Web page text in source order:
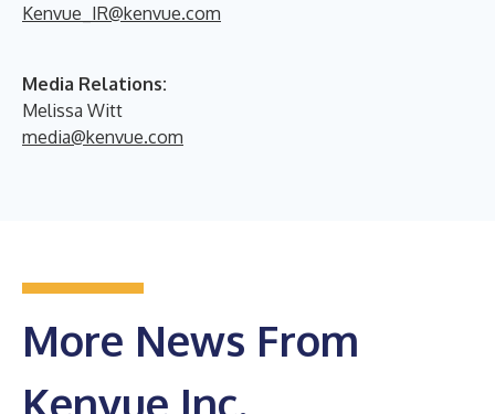
Kenvue_IR@kenvue.com
Media Relations:
Melissa Witt
media@kenvue.com
More News From
Kenvue Inc.